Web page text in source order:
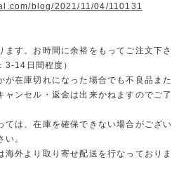
blog/2021/11/04/110131
ます。お時間に余裕をもってご注文下さ
3-14日間程度）
が在庫切れになった場合でも不良品また
ャンセル・返金は出来かねますのでご了
ては、在庫を確保できない場合がござい
。
海外より取り寄せ配送を行なっておりま